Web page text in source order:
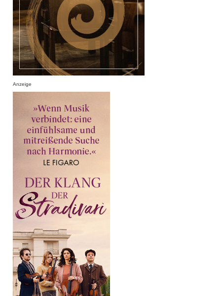
Anzeige